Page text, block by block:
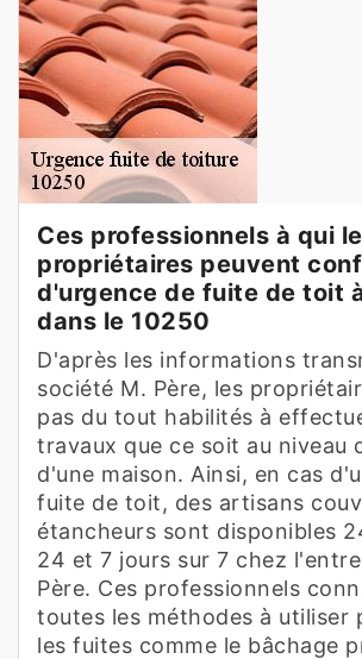
Ces professionnels à qui
propriétaires peuvent
d'urgence de fuite de toit
dans le 10250
D'après les informations
société M. Père, les
pas du tout habilités à
travaux que ce soit au niveau
d'une maison. Ainsi, en cas
fuite de toit, des artisans
étancheurs sont disponibles
24 et 7 jours sur 7 chez
Père. Ces professionnels
toutes les méthodes à utiliser
les fuites comme le bâchage